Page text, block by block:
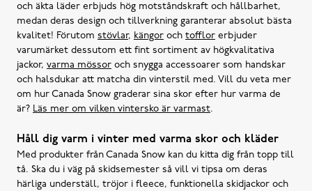
och äkta läder erbjuds hög motståndskraft och hållbarhet,
medan deras design och tillverkning garanterar absolut bästa
kvalitet! Förutom stövlar, kängor och tofflor erbjuder
varumärket dessutom ett fint sortiment av högkvalitativa
jackor, varma mössor och snygga accessoarer som handskar
och halsdukar att matcha din vinterstil med. Vill du veta mer
om hur Canada Snow graderar sina skor efter hur varma de
är? Läs mer om vilken vintersko är varmast.
Håll dig varm i vinter med varma skor och kläder
Med produkter från Canada Snow kan du kitta dig från topp till
tå. Ska du i väg på skidsemester så vill vi tipsa om deras
härliga underställ, tröjor i fleece, funktionella skidjackor och